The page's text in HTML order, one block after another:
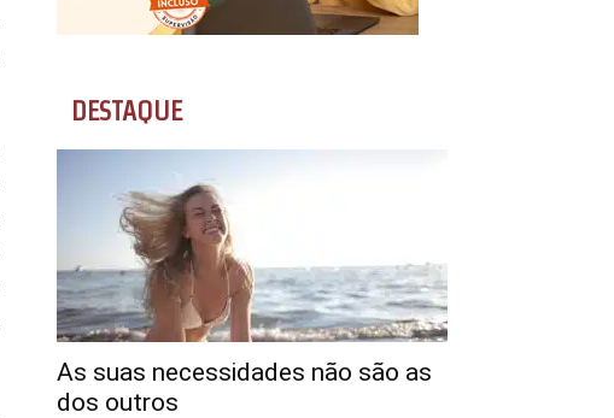
DESTAQUE
As suas necessidades não são as
dos outros